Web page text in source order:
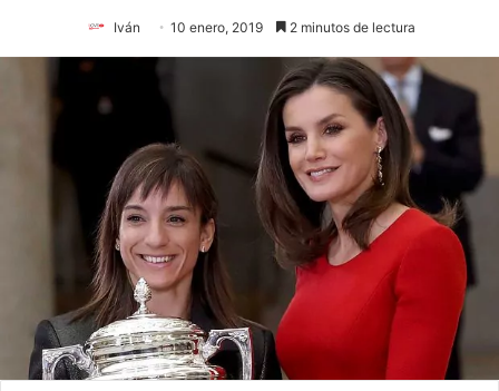
Iván 10 enero, 2019 2 minutos de lectura